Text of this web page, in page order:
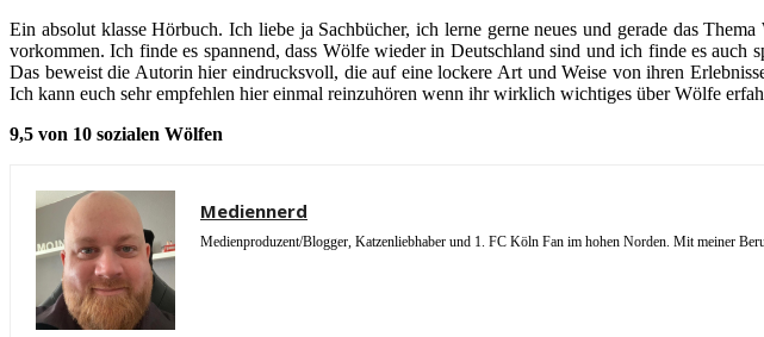
Ein absolut klasse Hörbuch. Ich liebe ja Sachbücher, ich lerne gerne neues und gerade das
vorkommen. Ich finde es spannend, dass Wölfe wieder in Deutschland sind und ich finde es auch
Das beweist die Autorin hier eindrucksvoll, die auf eine lockere Art und Weise von ihren
Ich kann euch sehr empfehlen hier einmal reinzuhören wenn ihr wirklich wichtiges über Wölfe
9,5 von 10 sozialen Wölfen
Mediennerd
Medienproduzent/Blogger, Katzenliebhaber und 1. FC Köln Fan im hohen Norden. Mit meiner